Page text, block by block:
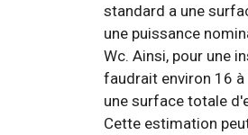
standard a une
une puissance
Wc. Ainsi, pour une
faudrait environ 16 à
une surface totale
Cette estimation